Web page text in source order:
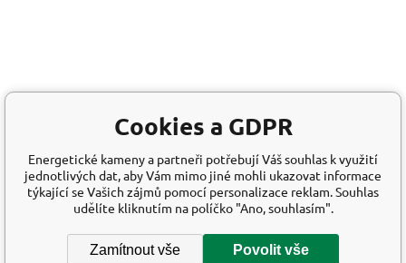
Cookies a GDPR
Energetické kameny a partneři potřebují Váš souhlas k využití
jednotlivých dat, aby Vám mimo jiné mohli ukazovat informace
týkající se Vašich zájmů pomocí personalizace reklam. Souhlas
udělíte kliknutím na políčko "Ano, souhlasím".
Zamítnout vše Povolit vše